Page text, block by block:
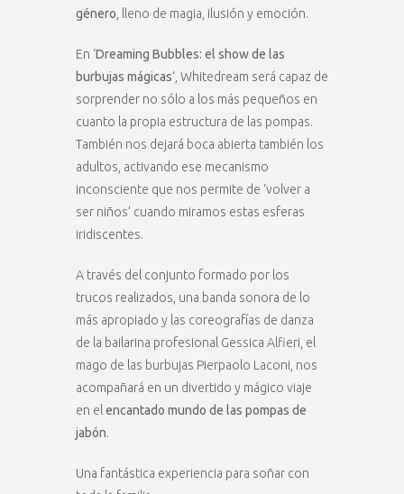
género , lleno de magia, ilusión y emoción.
En ‘Dreaming Bubbles: el show de las
burbujas mágicas‘, Whitedream será capaz de
sorprender no sólo a los más pequeños en
cuanto la propia estructura de las pompas.
También nos dejará boca abierta también los
adultos, activando ese mecanismo
inconsciente que nos permite de ‘volver a
ser niños’ cuando miramos estas esferas
iridiscentes.
A través del conjunto formado por los
trucos realizados, una banda sonora de lo
más apropiado y las coreografías de danza
de la bailarina profesional Gessica Alfieri, el
mago de las burbujas Pierpaolo Laconi, nos
acompañará en un divertido y mágico viaje
en el encantado mundo de las pompas de
jabón.
Una fantástica experiencia para soñar con